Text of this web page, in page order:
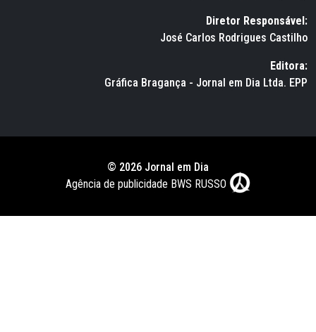
Diretor Responsável:
José Carlos Rodrigues Castilho
Editora:
Gráfica Bragança - Jornal em Dia Ltda. EPP
© 2026 Jornal em Dia
Agência de publicidade BWS RUSSO